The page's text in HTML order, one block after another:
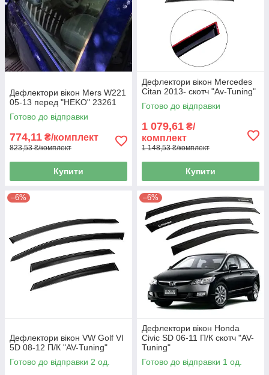
Дефлектори вікон Mers W221
05-13 перед "HEKO" 23261
Готово до відправки
774,11 ₴/комплект
823,53 ₴/комплект
Купити
Дефлектори вікон Mercedes
Citan 2013- скотч "Av-Tuning"
Готово до відправки
1 079,61 ₴/
комплект
1 148,53 ₴/комплект
Купити
–6%
Дефлектори вікон VW Golf VI
5D 08-12 П/К "AV-Tuning"
Готово до відправки 2 од.
–6%
Дефлектори вікон Honda
Civic SD 06-11 П/К скотч "AV-
Tuning"
Готово до відправки 1 од.